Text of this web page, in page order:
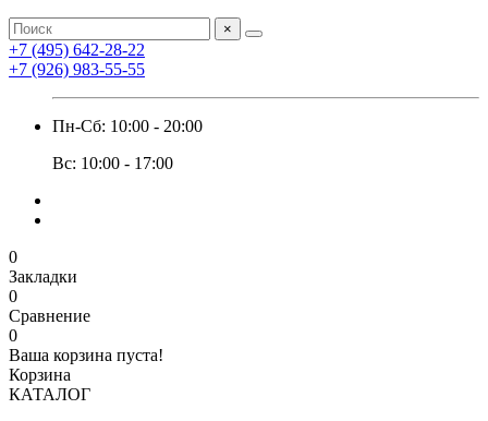
×
+7 (495) 642-28-22
+7 (926) 983-55-55
Пн-Сб: 10:00 - 20:00
Вс: 10:00 - 17:00
0
Закладки
0
Сравнение
0
Ваша корзина пуста!
Корзина
КАТАЛОГ